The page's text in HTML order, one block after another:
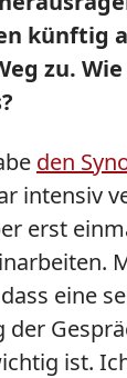
künftig
zu.
den
intensiv
erst
eine
der
ist.